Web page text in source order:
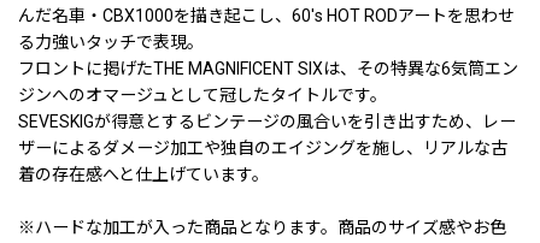
んだ名車・CBX1000を描き起こし、60's HOT RODアートを思わせ
る力強いタッチで表現。
フロントに掲げたTHE MAGNIFICENT SIXは、その特異な6気筒エン
ジンへのオマージュとして冠したタイトルです。
SEVESKIGが得意とするビンテージの風合いを引き出すため、レー
ザーによるダメージ加工や独自のエイジングを施し、リアルな古
着の存在感へと仕上げています。
※ハードな加工が入った商品となります。商品のサイズ感やお色